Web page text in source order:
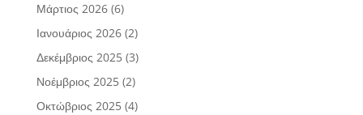
Μάρτιος 2026(6)
Ιανουάριος 2026(2)
Δεκέμβριος 2025(3)
Νοέμβριος 2025(2)
Οκτώβριος 2025(4)